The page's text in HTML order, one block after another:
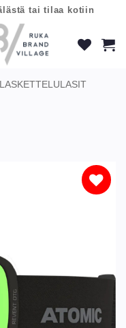
tai tilaa kotiin
LASKETTELULASIT